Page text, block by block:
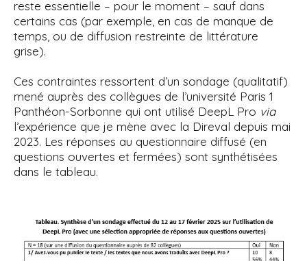
reste essentielle – pour le moment – sauf dans
certains cas (par exemple, en cas de manque de
temps, ou de diffusion restreinte de littérature
grise).
Ces contraintes ressortent d’un sondage (qualitatif)
mené auprès des collègues de l’université Paris 1
Panthéon-Sorbonne qui ont utilisé DeepL Pro via
l’expérience que je mène avec la Direval depuis mai
2023. Les réponses au questionnaire diffusé (en
questions ouvertes et fermées) sont synthétisées
dans le tableau.